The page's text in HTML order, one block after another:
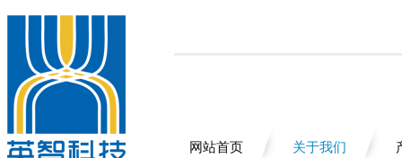
网站首页 关于我们